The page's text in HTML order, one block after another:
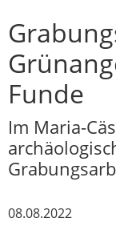
Funde
Im Maria-
08.08.2022